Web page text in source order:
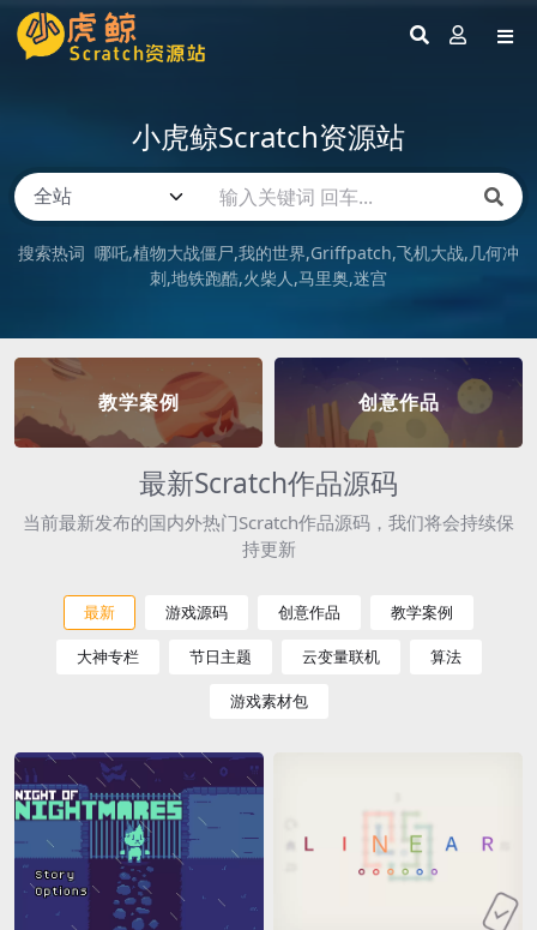
小虎鲸Scratch资源站
搜索热词 哪吒 植物大战僵尸 我的世界 Griffpatch 飞机大战 几何冲
刺 地铁跑酷 火柴人 马里奥 迷宫
教学案例 创意作品
最新Scratch作品源码
当前最新发布的国内外热门Scratch作品源码，我们将会持续保
持更新
最新 游戏源码 创意作品 教学案例
大神专栏 节日主题 云变量联机 算法
游戏素材包